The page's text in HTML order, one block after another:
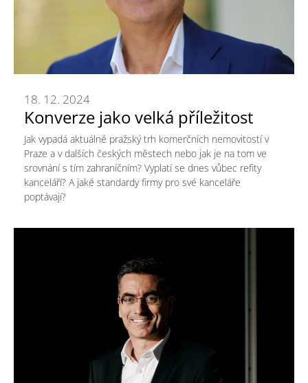
Konverze jako velká příležitost
18. 12. 2024
Jak vypadá aktuálně pražský trh komerčních nemovitostí v
Praze a v dalších českých městech nebo jak je na tom ve
srovnání s tím zahraničním? Vyplatí se dnes vůbec refity
kanceláří? A jaké standardy firmy pro své kanceláře
poptávají?